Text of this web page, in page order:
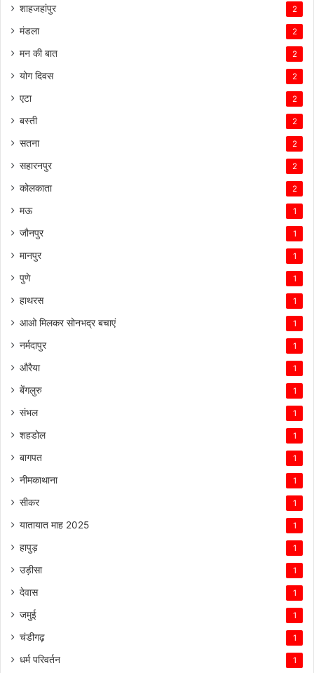
शाहजहांपुर 2
मंडला 2
मन की बात 2
योग दिवस 2
एटा 2
बस्ती 2
सतना 2
सहारनपुर 2
कोलकाता 2
मऊ 1
जौनपुर 1
मानपुर 1
पुणे 1
हाथरस 1
आओ मिलकर सोनभद्र बचाएं 1
नर्मदापुर 1
औरैया 1
बेंगलुरु 1
संभल 1
शहडोल 1
बागपत 1
नीमकाथाना 1
सीकर 1
यातायात माह 2025 1
हापुड़ 1
उड़ीसा 1
देवास 1
जमुई 1
चंडीगढ़ 1
धर्म परिवर्तन 1